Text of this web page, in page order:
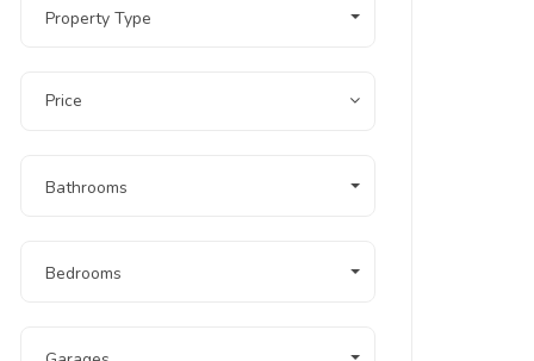
Property Type
Price
Bathrooms
Bedrooms